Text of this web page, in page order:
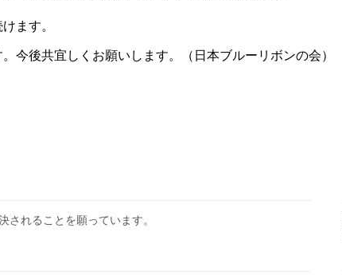
ます。
今後共宜しくお願いします。（日本ブルーリボンの会）
れることを願っています。